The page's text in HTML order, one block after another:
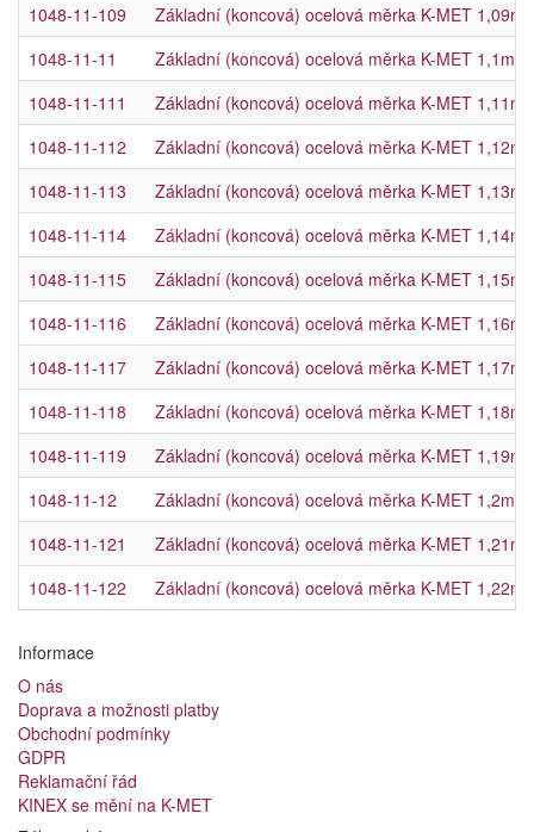
1048-11-109
Základní (koncová) ocelová měrka K-MET
1048-11-11
Základní (koncová) ocelová měrka K-MET
1048-11-111
Základní (koncová) ocelová měrka K-MET
1048-11-112
Základní (koncová) ocelová měrka K-MET
1048-11-113
Základní (koncová) ocelová měrka K-MET
1048-11-114
Základní (koncová) ocelová měrka K-MET
1048-11-115
Základní (koncová) ocelová měrka K-MET
1048-11-116
Základní (koncová) ocelová měrka K-MET
1048-11-117
Základní (koncová) ocelová měrka K-MET
1048-11-118
Základní (koncová) ocelová měrka K-MET
1048-11-119
Základní (koncová) ocelová měrka K-MET
1048-11-12
Základní (koncová) ocelová měrka K-MET
1048-11-121
Základní (koncová) ocelová měrka K-MET
1048-11-122
Základní (koncová) ocelová měrka K-MET
Informace
O nás
Doprava a možnosti platby
Obchodní podmínky
GDPR
Reklamační řád
KINEX se mění na K-MET